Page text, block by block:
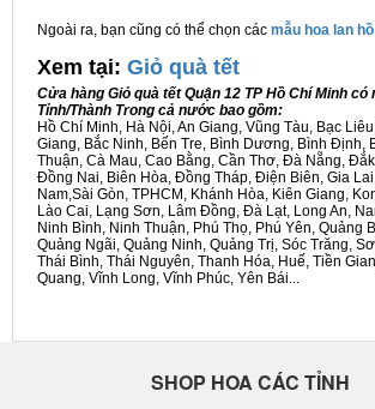
Ngoài ra, bạn cũng có thể chọn các mẫu hoa lan
Xem tại: Giỏ quà tết
Cửa hàng Giỏ quà tết Quận 12 TP Hồ Chí Minh có
Tỉnh/Thành Trong cả nước bao gồm:
Hồ Chí Minh, Hà Nội, An Giang, Vũng Tàu, Bạc
Giang, Bắc Ninh, Bến Tre, Bình Dương, Bình Định,
Thuận, Cà Mau, Cao Bằng, Cần Thơ, Đà Nẵng,
Đồng Nai, Biên Hòa, Đồng Tháp, Điện Biên, Gia
Nam,Sài Gòn, TPHCM, Khánh Hòa, Kiên Giang,
Lào Cai, Lạng Sơn, Lâm Đồng, Đà Lạt, Long An,
Ninh Bình, Ninh Thuận, Phú Thọ, Phú Yên, Quảng
Quảng Ngãi, Quảng Ninh, Quảng Trị, Sóc Trăng,
Thái Bình, Thái Nguyên, Thanh Hóa, Huế, Tiền
Quang, Vĩnh Long, Vĩnh Phúc, Yên Bái...
SHOP HOA CÁC TỈNH